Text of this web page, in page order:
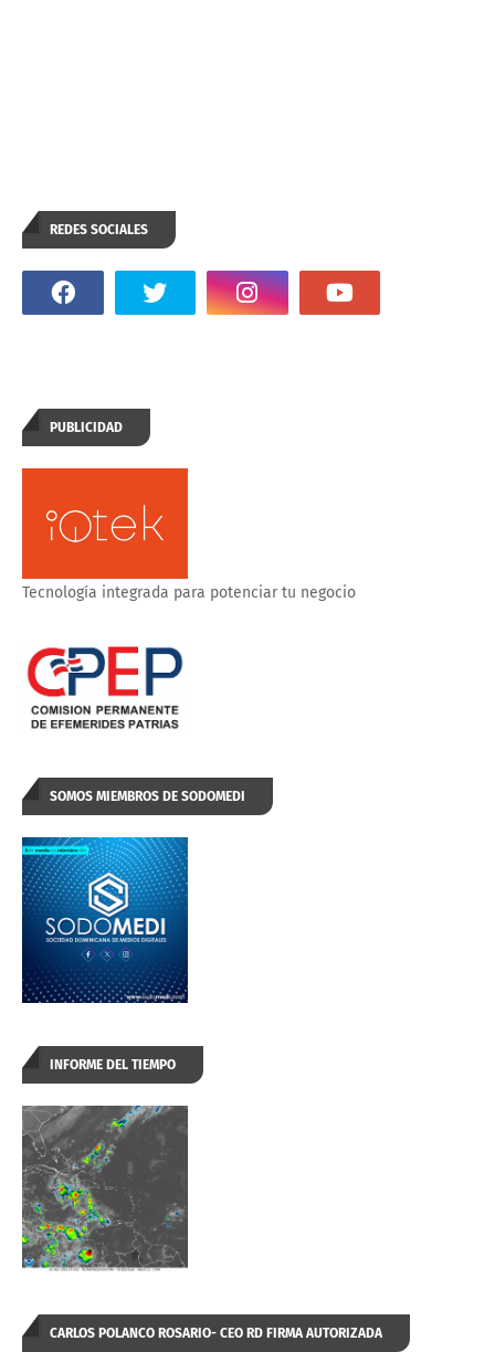
REDES SOCIALES
PUBLICIDAD
Tecnología integrada para potenciar tu negocio
SOMOS MIEMBROS DE SODOMEDI
INFORME DEL TIEMPO
CARLOS POLANCO ROSARIO- CEO RD FIRMA AUTORIZADA